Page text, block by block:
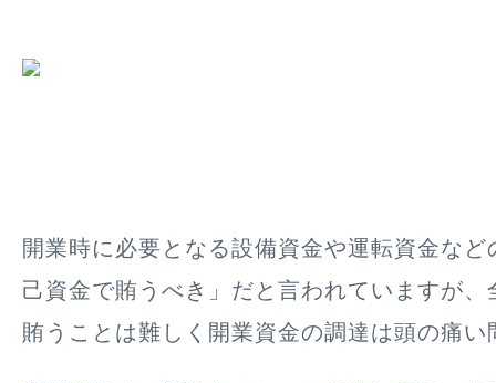
開業時に必要となる設備資金や運転資金な
己資金で賄うべき」だと言われていますが、
賄うことは難しく開業資金の調達は頭の痛い